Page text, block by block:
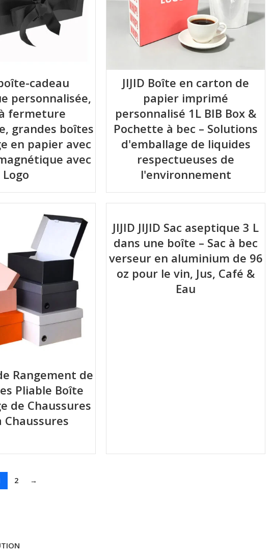
cadeau
personnalisée,
fermeture
grandes boîtes
en papier avec
avec
Logo
JIJID Boîte en carton de
papier imprimé
personnalisé 1L BIB Box &
Pochette à bec – Solutions
d'emballage de liquides
respectueuses de
l'environnement
Rangement de
Pliable Boîte
de Chaussures
Chaussures
JIJID JIJID Sac aseptique 3 L
dans une boîte – Sac à bec
verseur en aluminium de 96
oz pour le vin, Jus, Café &
Eau
2 →